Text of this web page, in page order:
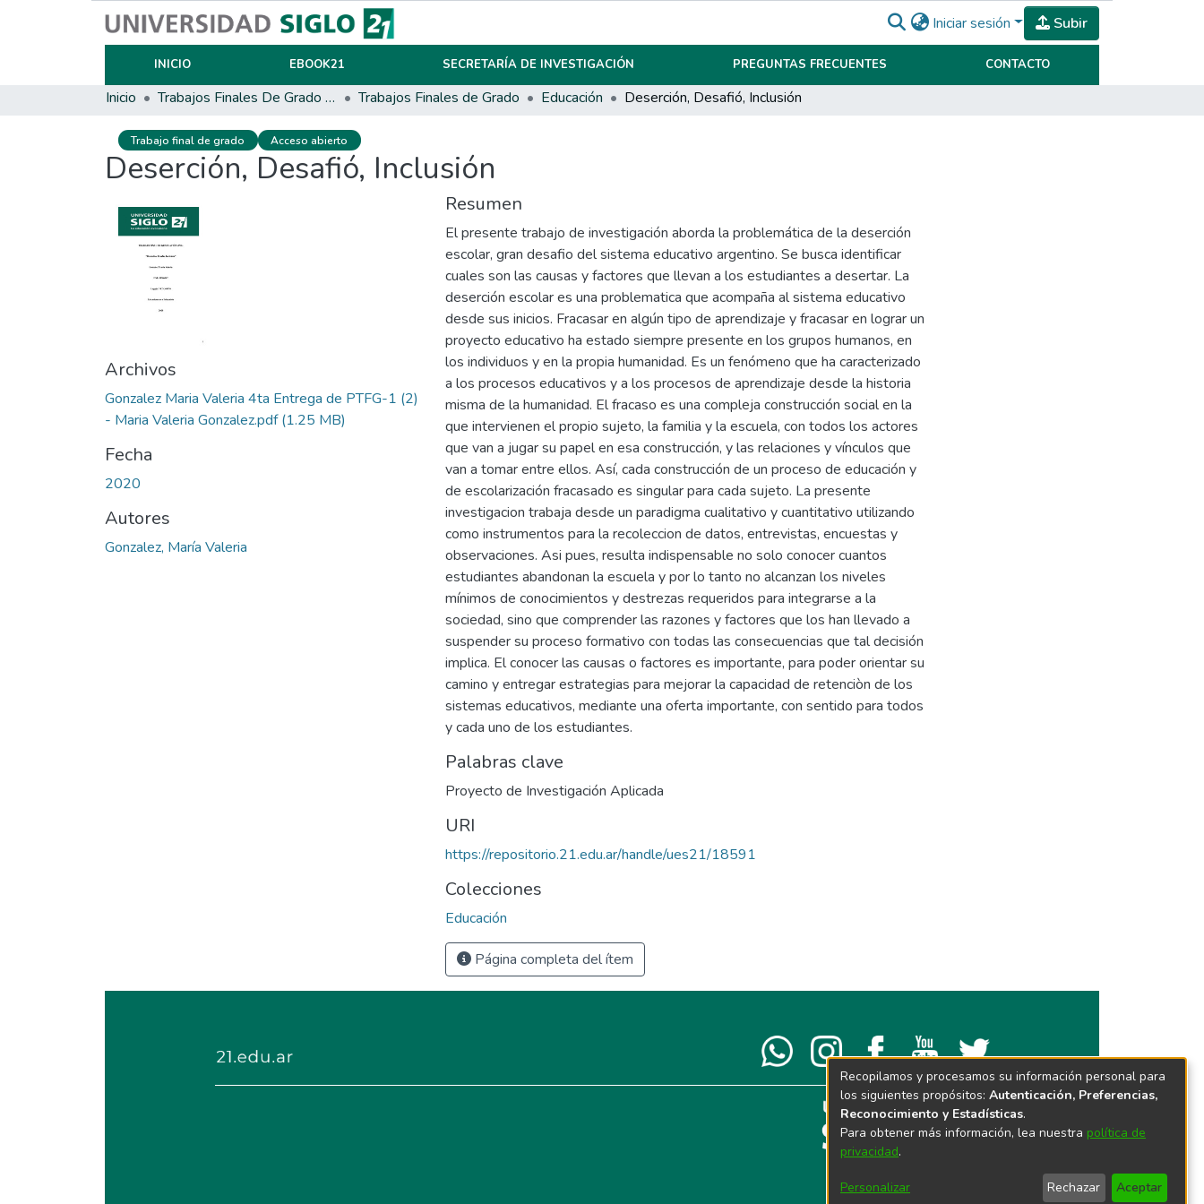
Iniciar sesión Subir
INICIO EBOOK21 SECRETARÍA DE INVESTIGACIÓN PREGUNTAS FRECUENTES CONTACTO
Inicio Trabajos Finales De Grado Y Posgrado Trabajos Finales de Grado Educación Deserción, Desafió, Inclusión
Trabajo final de grado Acceso abierto
Deserción, Desafió, Inclusión
Archivos
Gonzalez Maria Valeria 4ta Entrega de PTFG-1 (2)
- Maria Valeria Gonzalez.pdf(1.25 MB)
Fecha
2020
Autores
Gonzalez, María Valeria
Resumen
El presente trabajo de investigación aborda la problemática de la deserción
escolar, gran desafio del sistema educativo argentino. Se busca identificar
cuales son las causas y factores que llevan a los estudiantes a desertar. La
deserción escolar es una problematica que acompaña al sistema educativo
desde sus inicios. Fracasar en algún tipo de aprendizaje y fracasar en lograr un
proyecto educativo ha estado siempre presente en los grupos humanos, en
los individuos y en la propia humanidad. Es un fenómeno que ha caracterizado
a los procesos educativos y a los procesos de aprendizaje desde la historia
misma de la humanidad. El fracaso es una compleja construcción social en la
que intervienen el propio sujeto, la familia y la escuela, con todos los actores
que van a jugar su papel en esa construcción, y las relaciones y vínculos que
van a tomar entre ellos. Así, cada construcción de un proceso de educación y
de escolarización fracasado es singular para cada sujeto. La presente
investigacion trabaja desde un paradigma cualitativo y cuantitativo utilizando
como instrumentos para la recoleccion de datos, entrevistas, encuestas y
observaciones. Asi pues, resulta indispensable no solo conocer cuantos
estudiantes abandonan la escuela y por lo tanto no alcanzan los niveles
mínimos de conocimientos y destrezas requeridos para integrarse a la
sociedad, sino que comprender las razones y factores que los han llevado a
suspender su proceso formativo con todas las consecuencias que tal decisión
implica. El conocer las causas o factores es importante, para poder orientar su
camino y entregar estrategias para mejorar la capacidad de retenciòn de los
sistemas educativos, mediante una oferta importante, con sentido para todos
y cada uno de los estudiantes.
Palabras clave
Proyecto de Investigación Aplicada
URI
https://repositorio.21.edu.ar/handle/ues21/18591
Colecciones
Educación
Página completa del ítem
Recopilamos y procesamos su información personal para
los siguientes propósitos: Autenticación, Preferencias,
Reconocimiento y Estadísticas.
Para obtener más información, lea nuestra política de
privacidad.
Personalizar Rechazar Aceptar